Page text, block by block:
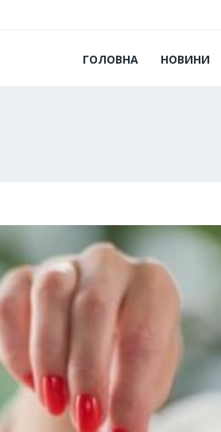
ГОЛОВНА НОВИНИ